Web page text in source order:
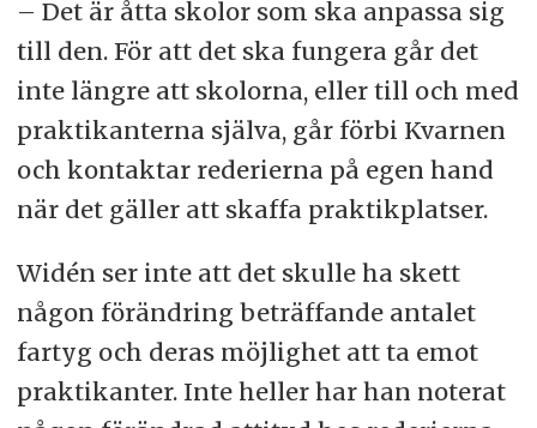
– Det är åtta skolor som ska anpassa sig
till den. För att det ska fungera går det
inte längre att skolorna, eller till och med
praktikanterna själva, går förbi Kvarnen
och kontaktar rederierna på egen hand
när det gäller att skaffa praktikplatser.
Widén ser inte att det skulle ha skett
någon förändring beträffande antalet
fartyg och deras möjlighet att ta emot
praktikanter. Inte heller har han noterat